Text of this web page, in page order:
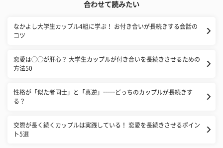
合わせて読みたい
なかよし大学生カップル4組に学ぶ！ お付き合いが長続きする会話の
コツ
恋愛は◯◯が肝心？ 大学生カップルが付き合いを長続きさせるための
方法50
性格が「似た者同士」と「真逆」……どっちのカップルが長続きす
る？
交際が長く続くカップルは実践している！ 恋愛を長続きさせるポイン
ト5選